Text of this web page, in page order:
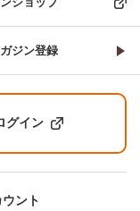
ジン登録
グイン
ント